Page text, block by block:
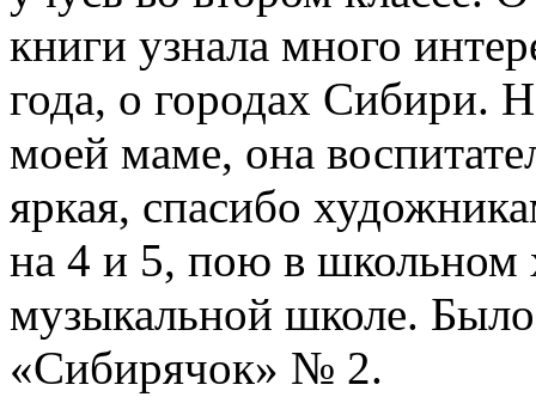
книги узнала много
года, о городах Сибири.
моей маме, она
яркая, спасибо
на 4 и 5, пою в школьном
музыкальной школе.
«Сибирячок» № 2.